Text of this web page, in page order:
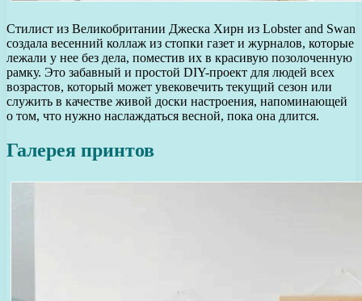
Стилист из Великобритании Джеска Хирн из Lobster and Swan
создала весенний коллаж из стопки газет и журналов, которые
лежали у нее без дела, поместив их в красивую позолоченную
рамку. Это забавный и простой DIY-проект для людей всех
возрастов, который может увековечить текущий сезон или
служить в качестве живой доски настроения, напоминающей
о том, что нужно наслаждаться весной, пока она длится.
Галерея принтов